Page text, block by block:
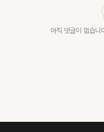
아직 댓글이 없습니